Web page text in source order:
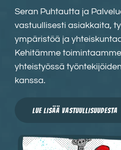
Seran Puhtautta ja
vastuullisesti asiakkaita,
ympäristöä ja
Kehitämme
yhteistyössä
kanssa.
LUE LISÄÄ VASTUULLISUUDESTA